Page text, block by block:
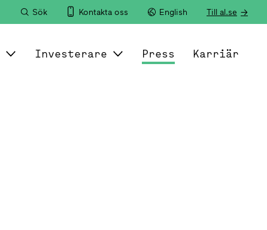
Sök Kontakta oss English Till al.se
Investerare Press Karriär